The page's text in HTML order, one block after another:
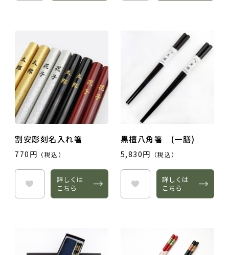
割安彫刻名入れ箸
770円 （税込）
詳しくは
こちら
黒檀八角箸 (一膳)
5,830円 （税込）
詳しくは
こちら